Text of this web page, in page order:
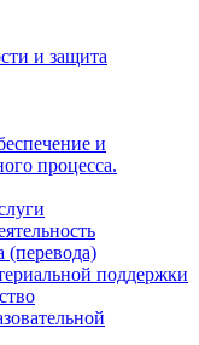
и защита
и
процесса.
(перевода)
поддержки